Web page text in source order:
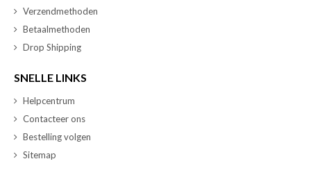
Verzendmethoden
Betaalmethoden
Drop Shipping
SNELLE LINKS
Helpcentrum
Contacteer ons
Bestelling volgen
Sitemap